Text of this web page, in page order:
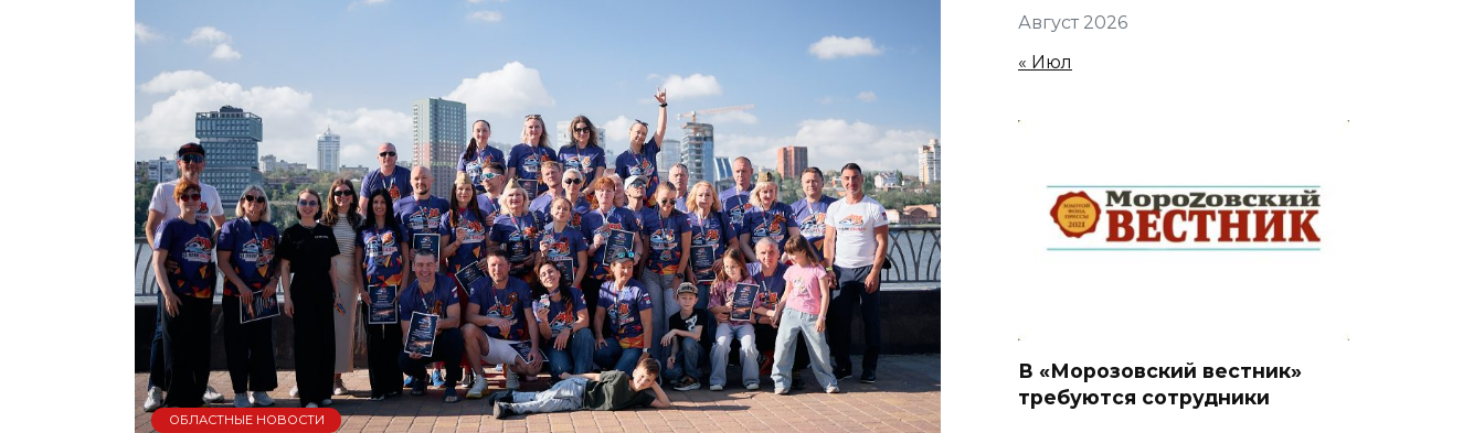
ОБЛАСТНЫЕ НОВОСТИ
Август 2026
« Июл
В «Морозовский вестник»
требуются сотрудники